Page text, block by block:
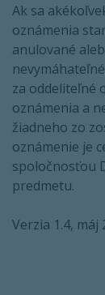
Ak sa
oznámenia
anulované
za oddeliteľné
oznámenia a
žiadneho zo
oznámenie je
spoločnosťou
predmetu.
Verzia 1.4, máj